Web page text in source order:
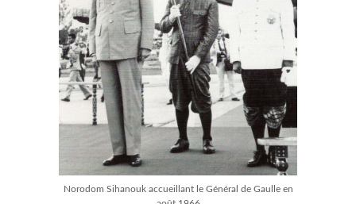
Norodom Sihanouk accueillant le Général de Gaulle en